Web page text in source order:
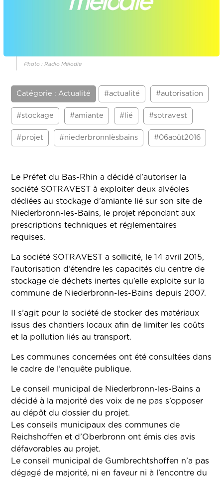
Photo : Radio Mélodie
Catégorie : Actualité #actualité #autorisation
#stockage #amiante #lié #sotravest
#projet #niederbronnlèsbains #06août2016
Le Préfet du Bas-Rhin a décidé d’autoriser la
société SOTRAVEST à exploiter deux alvéoles
dédiées au stockage d’amiante lié sur son site de
Niederbronn-les-Bains, le projet répondant aux
prescriptions techniques et réglementaires
requises.
La société SOTRAVEST a sollicité, le 14 avril 2015,
l’autorisation d’étendre les capacités du centre de
stockage de déchets inertes qu’elle exploite sur la
commune de Niederbronn-les-Bains depuis 2007.
Il s’agit pour la société de stocker des matériaux
issus des chantiers locaux afin de limiter les coûts
et la pollution liés au transport.
Les communes concernées ont été consultées dans
le cadre de l’enquête publique.
Le conseil municipal de Niederbronn-les-Bains a
décidé à la majorité des voix de ne pas s’opposer
au dépôt du dossier du projet.
Les conseils municipaux des communes de
Reichshoffen et d’Oberbronn ont émis des avis
défavorables au projet.
Le conseil municipal de Gumbrechtshoffen n’a pas
dégagé de majorité, ni en faveur ni à l’encontre du